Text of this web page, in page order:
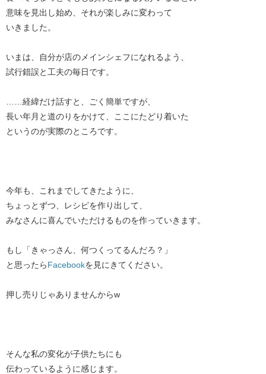
意味を見出し始め、それが楽しみに変わって
いきました。
いまは、自分が店のメインシェフになれるよう、
試行錯誤と工夫の毎日です。
……経緯だけ話すと、ごく簡単ですが、
長い年月と道のりをかけて、ここにたどり着いた
というのが実際のところです。
今年も、これまでしてきたように、
ちょっとずつ、レシピを作り出して、
みなさんに喜んでいただけるものを作っていきます。
もし「きゃっさん、何つくってるんだろ？」
と思ったらFacebookを見にきてください。
押し売りじゃありませんからw
そんな私の変化が子供たちにも
伝わっているように感じます。